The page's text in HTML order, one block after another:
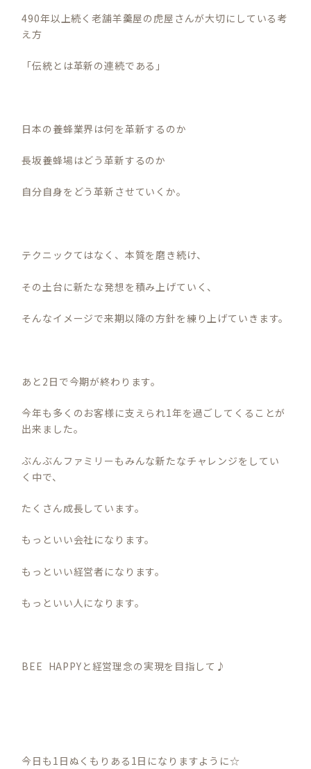
490年以上続く老舗羊羹屋の虎屋さんが大切にしている考
え方
「伝統とは革新の連続である」
日本の養蜂業界は何を革新するのか
長坂養蜂場はどう革新するのか
自分自身をどう革新させていくか。
テクニックてはなく、本質を磨き続け、
その土台に新たな発想を積み上げていく、
そんなイメージで来期以降の方針を練り上げていきます。
あと2日で今期が終わります。
今年も多くのお客様に支えられ1年を過ごしてくることが
出来ました。
ぶんぶんファミリーもみんな新たなチャレンジをしてい
く中で、
たくさん成長しています。
もっといい会社になります。
もっといい経営者になります。
もっといい人になります。
BEE HAPPYと経営理念の実現を目指して♪
今日も1日ぬくもりある1日になりますように☆